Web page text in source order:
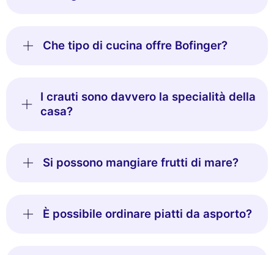
Che tipo di cucina offre Bofinger?
I crauti sono davvero la specialità della
casa?
Si possono mangiare frutti di mare?
È possibile ordinare piatti da asporto?